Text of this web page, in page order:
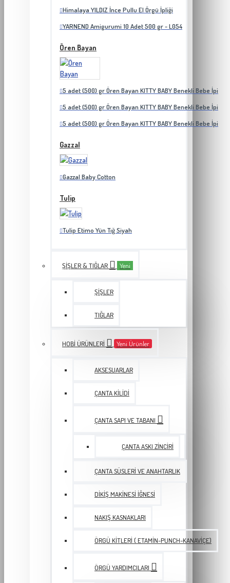
Himalaya YILDIZ İnce Pullu El Örgü İpliği
YARNEND Amigurumi 10 Adet 500 gr - L054
Ören Bayan
5 adet (500) gr Ören Bayan KITTY BABY Benekli Bebe İpi
5 adet (500) gr Ören Bayan KITTY BABY Benekli Bebe İpi
5 adet (500) gr Ören Bayan KITTY BABY Benekli Bebe İpi
Gazzal
Gazzal Baby Cotton
Tulip
Tulip Etimo Yün Tığ Siyah
ŞIŞLER & TIĞLAR Yeni
ŞIŞLER
TIĞLAR
HOBI ÜRÜNLERI Yeni Ürünler
AKSESUARLAR
ÇANTA KILIDI
ÇANTA SAPI VE TABANI
ÇANTA ASKI ZINCIRI
ÇANTA SÜSLERI VE ANAHTARLIK
DIKIŞ MAKINESI İĞNESI
NAKIŞ KASNAKLARI
ÖRGÜ KITLERI ( ETAMIN-PUNCH-KANAVIÇE)
ÖRGÜ YARDIMCILARI